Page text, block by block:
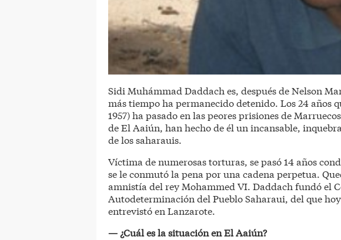
Sidi Muhámmad Daddach es, después de Nelson
más tiempo ha permanecido detenido. Los 24 años
1957) ha pasado en las peores prisiones de
de El Aaiún, han hecho de él un incansable,
de los saharauis.
Víctima de numerosas torturas, se pasó 14 años
se le conmutó la pena por una cadena perpetua.
amnistía del rey Mohammed VI. Daddach fundó el
Autodeterminación del Pueblo Saharaui, del que
entrevistó en Lanzarote.
— ¿Cuál es la situación en El Aaiún?